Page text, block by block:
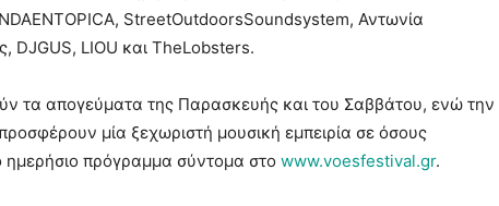
StreetOutdoorsSoundsystem, Αντωνία
LIOU και TheLobsters.
τα απογεύματα της Παρασκευής και του Σαββάτου, ενώ την
μία ξεχωριστή μουσική εμπειρία σε όσους
πρόγραμμα σύντομα στο www.voesfestival.gr.